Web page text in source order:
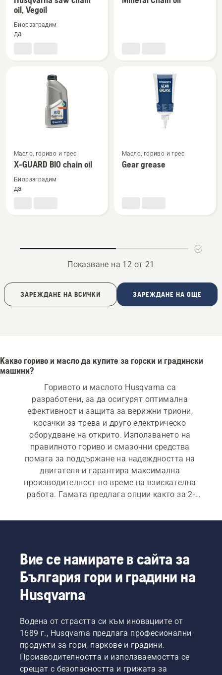
подробности
за
Husqvarna
oil, Vegoil
Биоразградим
да
повече
подробности
за
Масло, гориво и грес
X-GUARD BIO chain oil
Биоразградим
да
повече
подробности
Масло, гориво и грес
Gear grease
Показване на 12 от 21
ЗАРЕЖДАНЕ НА ВСИЧКИ ЗАРЕЖДАНЕ НА ОЩЕ
Какво гориво и масло да купите за горски и градински
машини?
Горивото и маслото Husqvarna са
разработени, за да осигурят оптимална
ефективност и защита за верижни триони,
косачки за трева и друго електрическо
оборудване на открито. Използването на
правилното гориво и смазочни средства
помага за поддържане на надеждността на
двигателя и гарантира максимална
производителност по време на взискателна
работа. Гамата предлага опции както за 2-
Вие се намирате в сайта за
България гори и градини на
Husqvarna
Водена от страстта си към иновациите от
1689 г., Husqvarna предлага професионални
продукти за гори, паркове и градини.
Производителността и използваемостта се
срещат с безопасността и грижата за